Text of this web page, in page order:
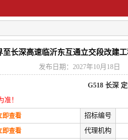
至长深高速临沂东互通立交段改建
发布日期：2027年10月18日
G518 长深
！
即查看 招标编号
即查看 代理机构